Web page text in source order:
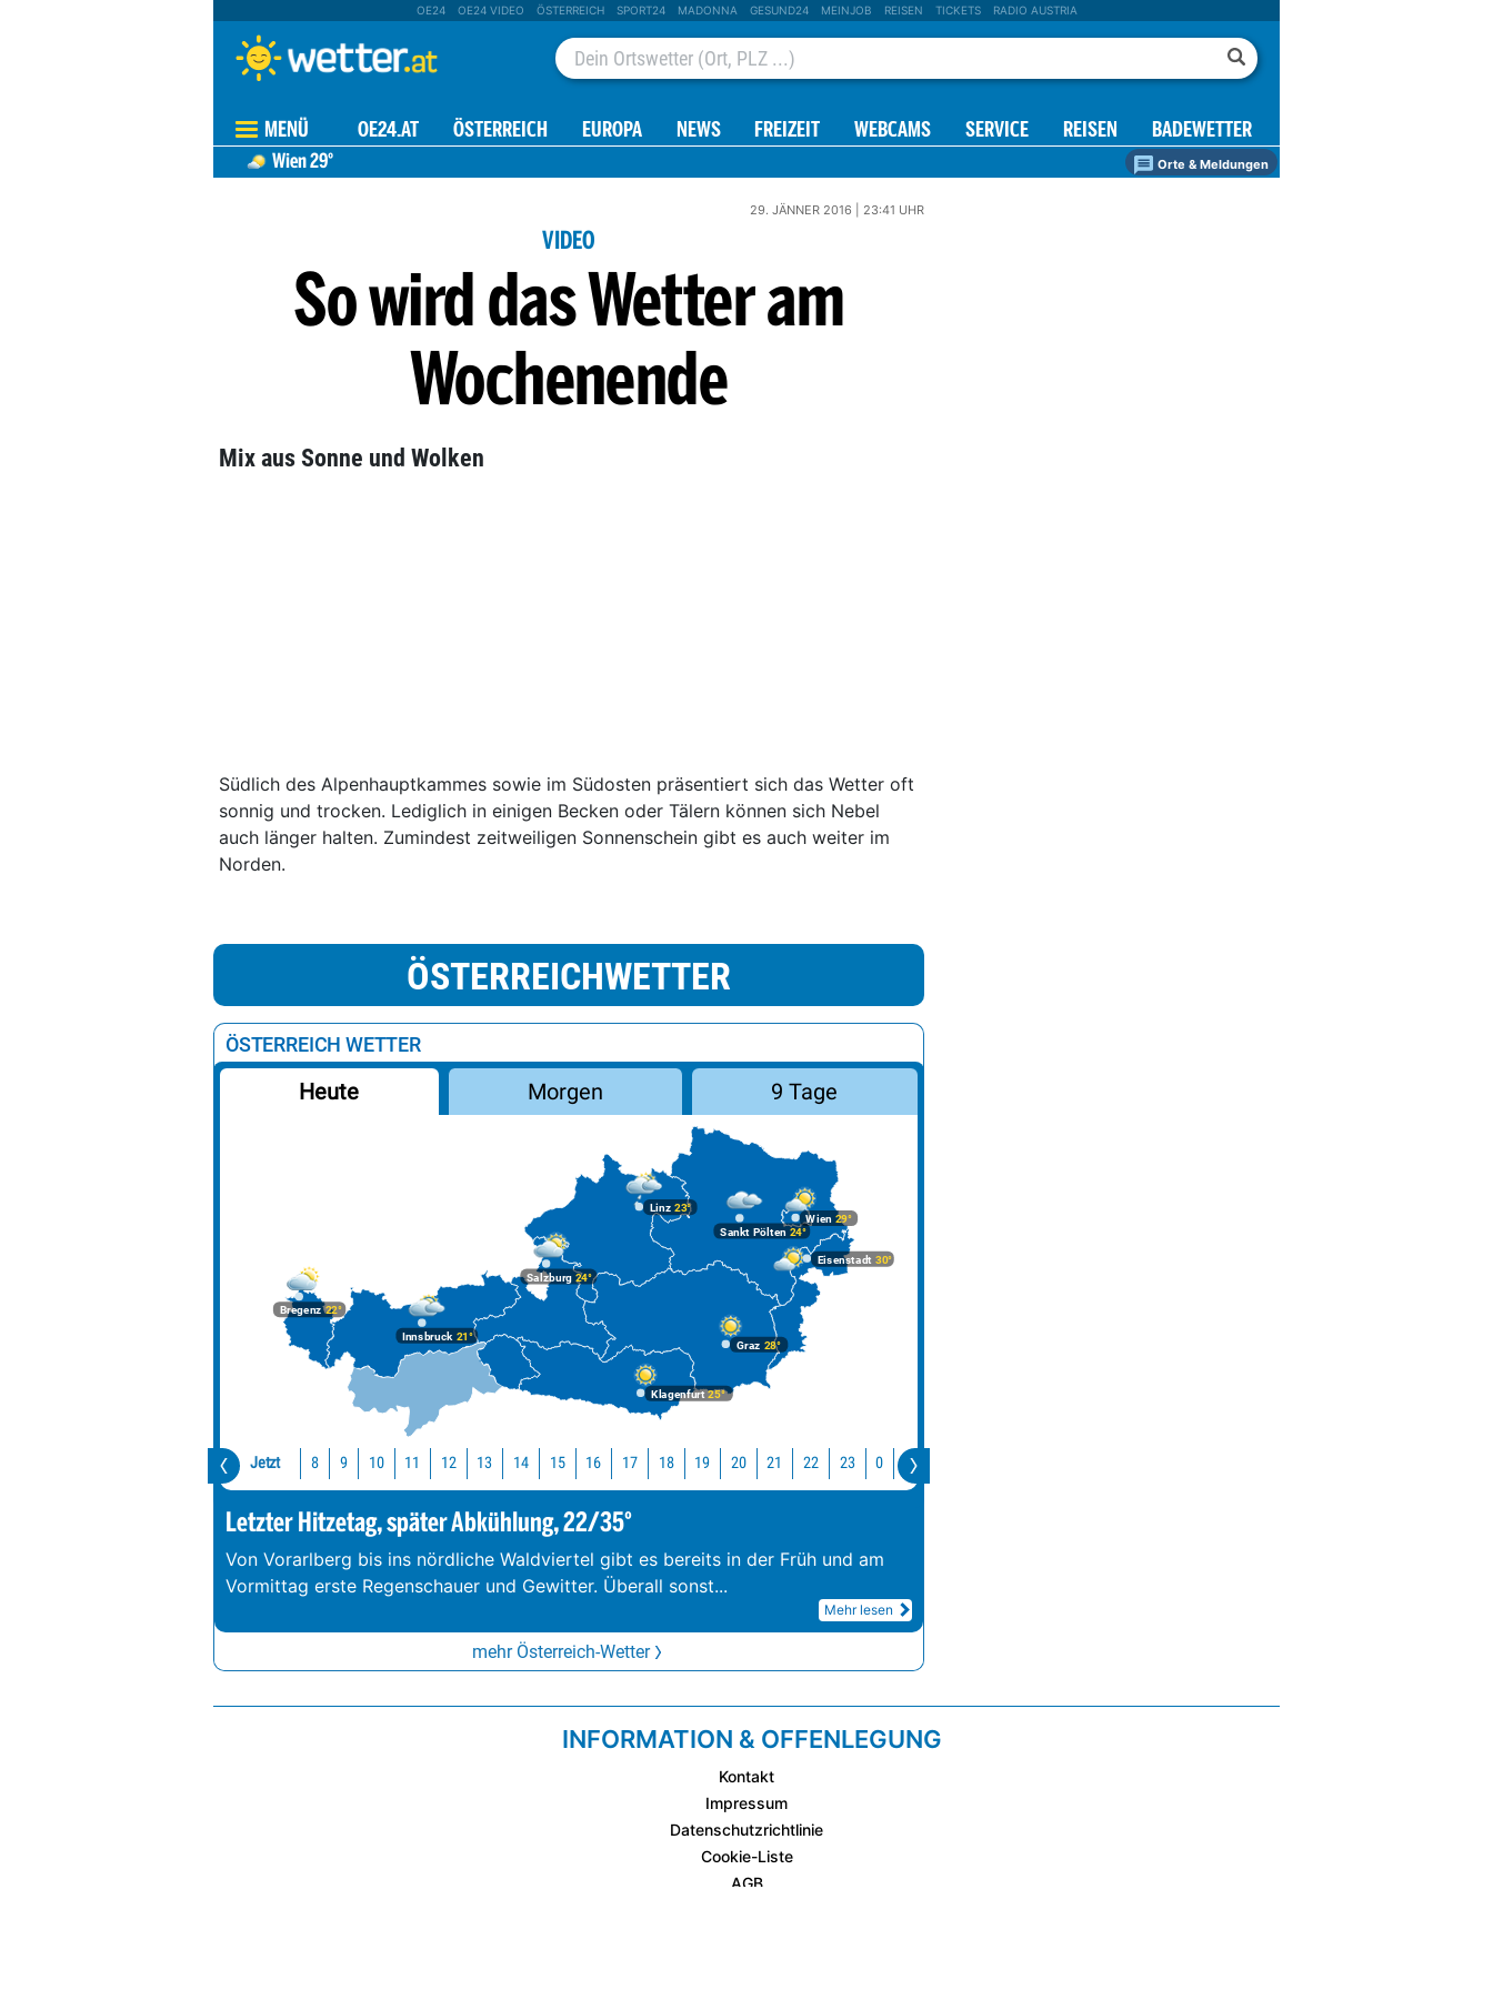
OE24 OE24 VIDEO ÖSTERREICH SPORT24 MADONNA GESUND24 MEINJOB REISEN TICKETS RADIO AUSTRIA
MENÜ OE24.AT ÖSTERREICH EUROPA NEWS FREIZEIT WEBCAMS SERVICE REISEN BADEWETTER
Wien29° Orte & Meldungen
29. JÄNNER 2016 | 23:41 UHR
VIDEO
So wird das Wetter am
Wochenende
Mix aus Sonne und Wolken
Südlich des Alpenhauptkammes sowie im Südosten präsentiert sich das Wetter oft
sonnig und trocken. Lediglich in einigen Becken oder Tälern können sich Nebel
auch länger halten. Zumindest zeitweiligen Sonnenschein gibt es auch weiter im
Norden.
ÖSTERREICHWETTER
ÖSTERREICH WETTER
Heute Morgen 9 Tage
Bregenz22°
Graz 28°
Innsbruck21°
Klagenfurt25°
Linz 23°
Salzburg24°
Wien 29°
Eisenstadt 30°
Sankt Pölten 24°
Jetzt 8 9 10 11 12 13 14 15 16 17 18 19 20 21 22 23 0 1
Letzter Hitzetag, später Abkühlung, 22/35°
Von Vorarlberg bis ins nördliche Waldviertel gibt es bereits in der Früh und am
Vormittag erste Regenschauer und Gewitter. Überall sonst...
Mehr lesen
mehr Österreich-Wetter
INFORMATION & OFFENLEGUNG
Kontakt
Impressum
Datenschutzrichtlinie
Cookie-Liste
AGB